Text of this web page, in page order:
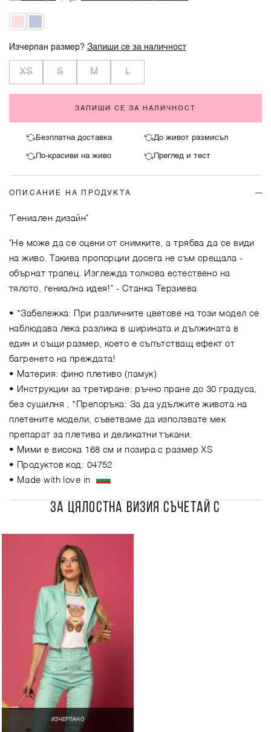
Изчерпан размер?Запиши се за наличност
XS S M L
ЗАПИШИ СЕ ЗА НАЛИЧНОСТ
Безплатна доставка До живот размисъл
По-красиви на живо Преглед и тест
ОПИСАНИЕ НА ПРОДУКТА
"Гениален дизайн"
"Не може да се оцени от снимките, а трябва да се види
на живо. Такива пропорции досега не съм срещала -
обърнат трапец. Изглежда толкова естествено на
тялото, гениална идея!" - Станка Терзиева
• *Забележка: При различните цветове на този модел се
наблюдава лека разлика в ширината и дължината в
един и същи размер, което е съпътстващ ефект от
багренето на преждата!
• Материя: фино плетиво (памук)
• Инструкции за третиране: ръчно пране до 30 градуса,
без сушилня , *Препоръка: За да удължите живота на
плетените модели, съветваме да използвате мек
препарат за плетива и деликатни тъкани.
• Мими е висока 168 см и позира с размер XS
• Продуктов код: 04752
• Made with love in
ЗА ЦЯЛОСТНА ВИЗИЯ СЪЧЕТАЙ С
ИЗЧЕРПАНО